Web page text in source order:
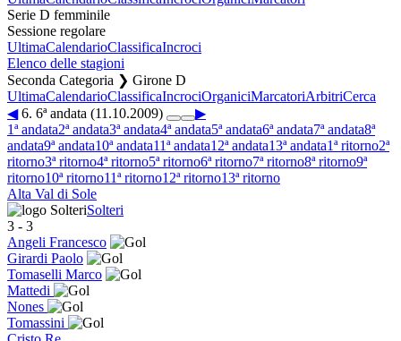
Serie D femminile
Sessione regolare
UltimaCalendarioClassificaIncroci
Elenco delle stagioni
Seconda Categoria ❯ Girone D
UltimaCalendarioClassificaIncrociOrganiciMarcatoriArbitriCerca
◀6. 6ª andata (11.10.2009)
▶
1ª andata2ª andata3ª andata4ª andata5ª andata6ª andata7ª andata8ª
andata9ª andata10ª andata11ª andata12ª andata13ª andata1ª ritorno2ª
ritorno3ª ritorno4ª ritorno5ª ritorno6ª ritorno7ª ritorno8ª ritorno9ª
ritorno10ª ritorno11ª ritorno12ª ritorno13ª ritorno
Alta Val di Sole
Solteri
3 - 3
Angeli Francesco
Girardi Paolo
Tomaselli Marco
Mattedi
Nones
Tomassini